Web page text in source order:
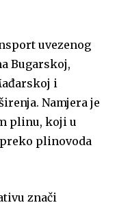
uvezenog
Bugarskoj,
i
Namjera je
plinu, koji u
plinovoda
znači